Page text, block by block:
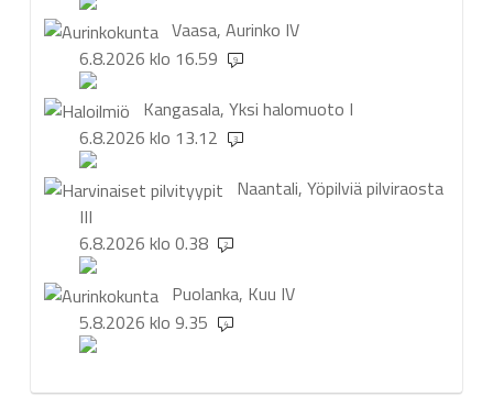
Vaasa, Aurinko IV
6.8.2026 klo 16.59
9
Kangasala, Yksi halomuoto I
6.8.2026 klo 13.12
3
Naantali, Yöpilviä pilviraosta
III
6.8.2026 klo 0.38
2
Puolanka, Kuu IV
5.8.2026 klo 9.35
4